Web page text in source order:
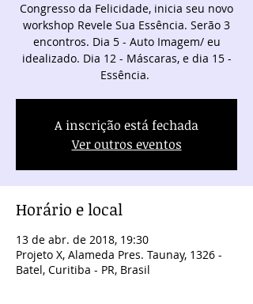
Congresso da Felicidade, inicia seu novo
workshop Revele Sua Essência. Serão 3
encontros. Dia 5 - Auto Imagem/ eu
idealizado. Dia 12 - Máscaras, e dia 15 -
Essência.
A inscrição está fechada
Ver outros eventos
Horário e local
13 de abr. de 2018, 19:30
Projeto X, Alameda Pres. Taunay, 1326 -
Batel, Curitiba - PR, Brasil